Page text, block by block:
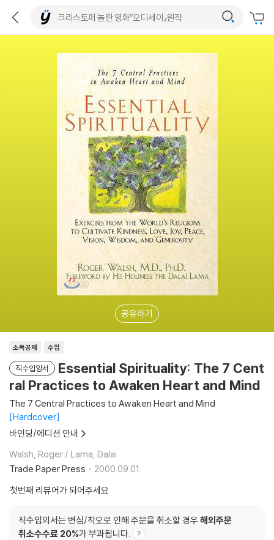
공유하기
소득공제 수입
직수입양서
Essential Spirituality: The 7 Cent
ral Practices to Awaken Heart and Mind
The 7 Central Practices to Awaken Heart and Mind
Hardcover
바인딩/에디션 안내
Walsh, Roger / Lama, Dalai
Trade Paper Press
2000.09.01.
첫번째 리뷰어가 되어주세요
직수입외서는 변심/착오로 인해 주문을 취소할 경우 해외주문
취소수수료 20%가 부과됩니다.